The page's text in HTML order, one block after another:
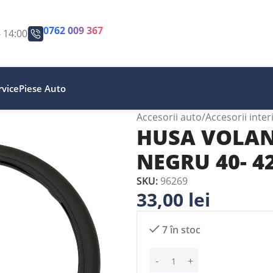
14:00 0762 009 367
Piese Auto
Accesorii auto Accesorii
HUSA
NEGRU 40-
SKU: 96269
33,00 lei
7 în stoc